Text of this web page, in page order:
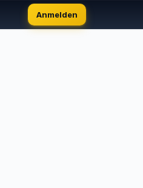
Anmelden